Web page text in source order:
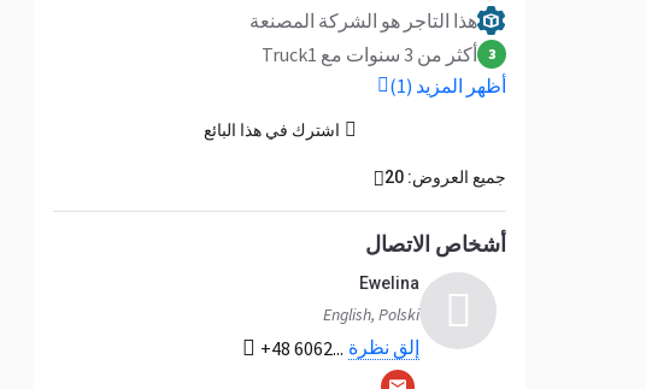
هذا التاجر هو الشركة المصنعة
3
أكثر من 3 سنوات مع Truck1
أظهر المزيد (1)
اشترك في هذا البائع
جميع العروض: 20
أشخاص الاتصال
Ewelina
English, Polski
+48 6062... إلق نظرة